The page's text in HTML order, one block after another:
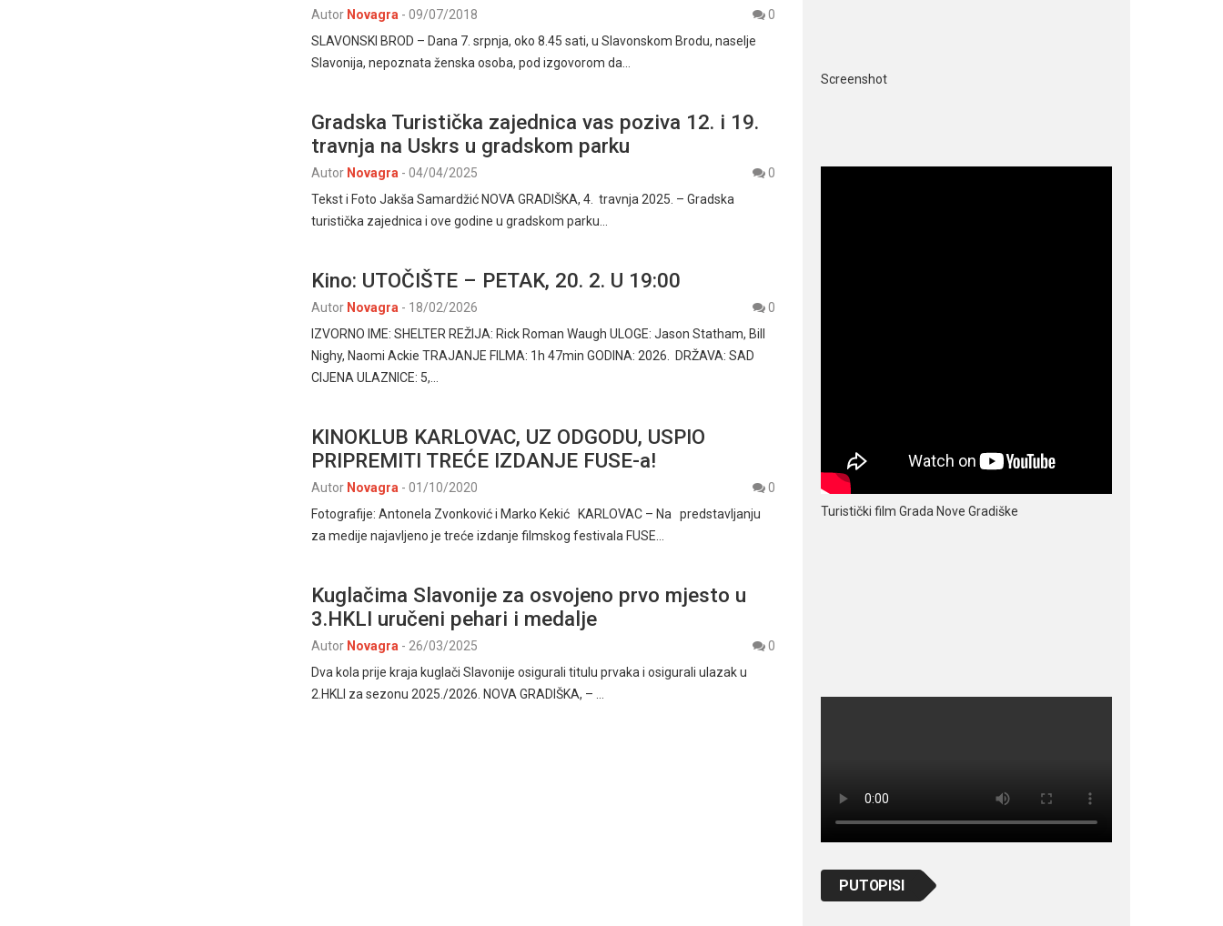
Autor Novagra - 09/07/2018
0
SLAVONSKI BROD – Dana 7. srpnja, oko 8.45 sati, u Slavonskom Brodu, naselje
Slavonija, nepoznata ženska osoba, pod izgovorom da…
Gradska Turistička zajednica vas poziva 12. i 19.
travnja na Uskrs u gradskom parku
Autor Novagra - 04/04/2025
0
Tekst i Foto Jakša Samardžić NOVA GRADIŠKA, 4. travnja 2025. – Gradska
turistička zajednica i ove godine u gradskom parku…
Kino: UTOČIŠTE – PETAK, 20. 2. U 19:00
Autor Novagra - 18/02/2026
0
IZVORNO IME: SHELTER REŽIJA: Rick Roman Waugh ULOGE: Jason Statham, Bill
Nighy, Naomi Ackie TRAJANJE FILMA: 1h 47min GODINA: 2026. DRŽAVA: SAD
CIJENA ULAZNICE: 5,…
KINOKLUB KARLOVAC, UZ ODGODU, USPIO
PRIPREMITI TREĆE IZDANJE FUSE-a!
Autor Novagra - 01/10/2020
0
Fotografije: Antonela Zvonković i Marko Kekić KARLOVAC – Na predstavljanju
za medije najavljeno je treće izdanje filmskog festivala FUSE…
Kuglačima Slavonije za osvojeno prvo mjesto u
3.HKLI uručeni pehari i medalje
Autor Novagra - 26/03/2025
0
Dva kola prije kraja kuglači Slavonije osigurali titulu prvaka i osigurali ulazak u
2.HKLI za sezonu 2025./2026. NOVA GRADIŠKA, – …
Screenshot
Turistički film Grada Nove Gradiške
PUTOPISI